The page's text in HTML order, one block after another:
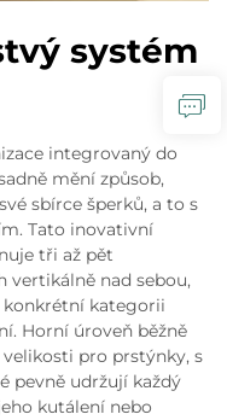
systém
integrovaný do
mění způsob,
sbírce šperků, a to s
Tato inovativní
tři až pět
vertikálně nad sebou,
konkrétní kategorii
Horní úroveň běžně
pro prstýnky, s
pevně udržují každý
kutálení nebo